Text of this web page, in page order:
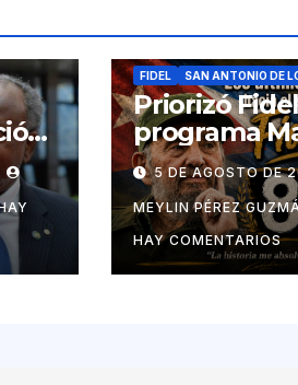
FIDEL SAN ANTONIO DE
Priorizó
programa
Infantil en el
5 DE AGOSTO DE
MEYLIN PÉREZ
HAY COMENTARIOS